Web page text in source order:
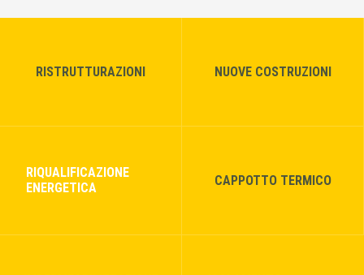
RISTRUTTURAZIONI NUOVE COSTRUZIONI
RIQUALIFICAZIONE
ENERGETICA
CAPPOTTO TERMICO